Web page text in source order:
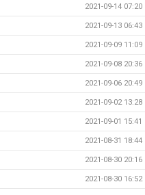
2021-09-14 07:20
2021-09-13 06:43
2021-09-09 11:09
2021-09-08 20:36
2021-09-06 20:49
2021-09-02 13:28
2021-09-01 15:41
2021-08-31 18:44
2021-08-30 20:16
2021-08-30 16:52